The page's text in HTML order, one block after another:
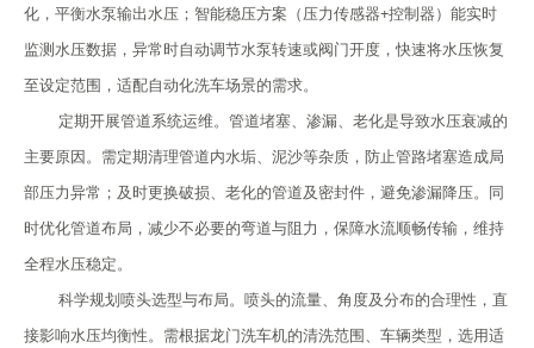
化，平衡水泵输出水压；智能稳压方案（压力传感器+控制器）能实时
监测水压数据，异常时自动调节水泵转速或阀门开度，快速将水压恢复
至设定范围，适配自动化洗车场景的需求。
定期开展管道系统运维。管道堵塞、渗漏、老化是导致水压衰减的
主要原因。需定期清理管道内水垢、泥沙等杂质，防止管路堵塞造成局
部压力异常；及时更换破损、老化的管道及密封件，避免渗漏降压。同
时优化管道布局，减少不必要的弯道与阻力，保障水流顺畅传输，维持
全程水压稳定。
科学规划喷头选型与布局。喷头的流量、角度及分布的合理性，直
接影响水压均衡性。需根据龙门洗车机的清洗范围、车辆类型，选用适